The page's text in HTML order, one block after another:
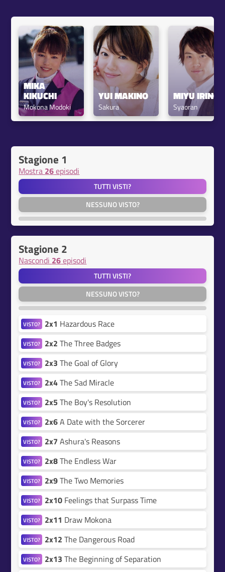
MIKA
KIKUCHI
Mokona Modoki
YUI MAKINO
Sakura
MIYU IRINO
Syaoran
Stagione 1
Mostra 26episodi
TUTTI VISTI?
NESSUNO VISTO?
Stagione 2
Nascondi 26episodi
TUTTI VISTI?
NESSUNO VISTO?
VISTO? 2x1 Hazardous Race
VISTO? 2x2 The Three Badges
VISTO? 2x3 The Goal of Glory
VISTO? 2x4The Sad Miracle
VISTO? 2x5 The Boy's Resolution
VISTO? 2x6A Date with the Sorcerer
VISTO? 2x7 Ashura's Reasons
VISTO? 2x8The Endless War
VISTO? 2x9The Two Memories
VISTO? 2x10 Feelings that Surpass Time
VISTO? 2x11 Draw Mokona
VISTO? 2x12 The Dangerous Road
VISTO? 2x13 The Beginning of Separation